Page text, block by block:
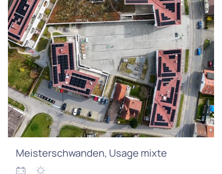
Meisterschwanden, Usage mixte